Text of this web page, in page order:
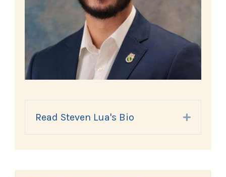
Read Steven Lua's Bio Expand